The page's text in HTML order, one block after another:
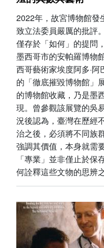
2022年，故宮博物館發
致立法委員嚴厲的批評
僅存於「如何」的提問
墨西哥市的安帕羅博物
西哥藝術家埃度阿多·
的「徹底摧毀博物館」
的博物館收藏，乃是墨
現。曾參觀該展覽的吳
況後認為，臺灣在歷經
治之後，必須將不同族
強調其價值，本身就需
「專業」並非僅止於
何詮釋這些文物的思辨之